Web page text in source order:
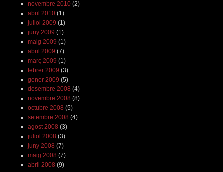
novembre 2010(2)
abril 2010(1)
juliol 2009 (1)
juny 2009 (1)
maig 2009 (1)
abril 2009 (7)
març 2009 (1)
febrer 2009 (3)
gener 2009 (5)
desembre 2008 (4)
novembre 2008 (8)
octubre 2008 (5)
setembre 2008 (4)
agost 2008 (3)
juliol 2008 (3)
juny 2008 (7)
maig 2008 (7)
abril 2008 (9)